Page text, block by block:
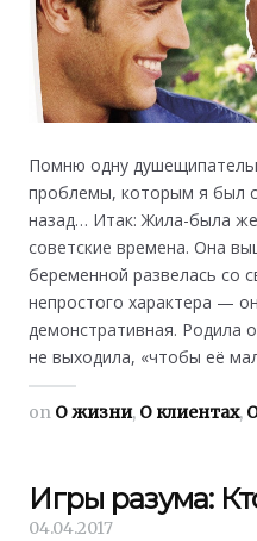
Помню одну
проблемы, которым я был
назад… Итак: Жила-была
советские времена. Она
беременной развелась со
непростого характера —
демонстративная. Родила
не выходила, «чтобы её
on О жизни, О клиентах,
Игры разума:
04.04.2017